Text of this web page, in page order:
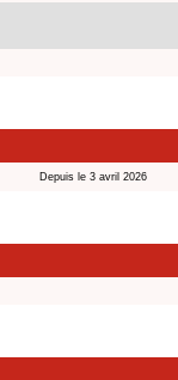
Depuis le 3 avril 2026